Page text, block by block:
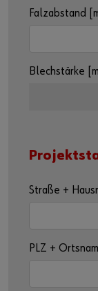
Falzabstand
Blechstärke
Straße +
PLZ +